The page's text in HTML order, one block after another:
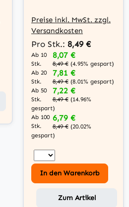
Preise inkl. MwSt. zzgl.
Versandkosten
Pro Stk.: 8,49 €
Ab 10
Stk.
8,07 €
8,49 € (4.95% gespart)
Ab 20
Stk.
7,81 €
8,49 € (8.01% gespart)
Ab 50
Stk.
7,22 €
8,49 € (14.96%
gespart)
Ab 100
Stk.
6,79 €
8,49 € (20.02%
gespart)
In den Warenkorb
Zum Artikel